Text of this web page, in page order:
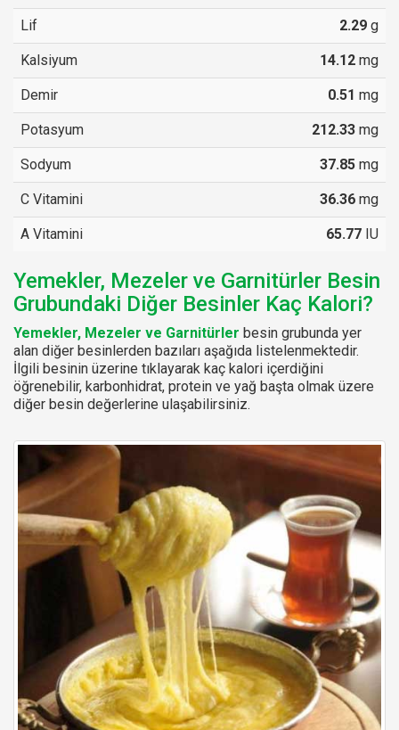
Lif 2.29 g
Kalsiyum 14.12 mg
Demir 0.51 mg
Potasyum 212.33 mg
Sodyum 37.85 mg
C Vitamini 36.36 mg
A Vitamini 65.77 IU
Yemekler, Mezeler ve Garnitürler Besin
Grubundaki Diğer Besinler Kaç Kalori?
Yemekler, Mezeler ve Garnitürler besin grubunda yer
alan diğer besinlerden bazıları aşağıda listelenmektedir.
İlgili besinin üzerine tıklayarak kaç kalori içerdiğini
öğrenebilir, karbonhidrat, protein ve yağ başta olmak üzere
diğer besin değerlerine ulaşabilirsiniz.